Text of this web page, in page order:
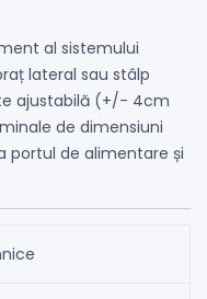
al sistemului
lateral sau stâlp
ajustabilă (+/- 4cm
de dimensiuni
portul de alimentare și